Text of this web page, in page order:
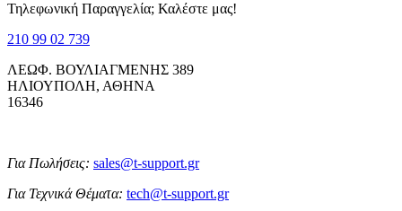
Τηλεφωνική Παραγγελία; Καλέστε μας!
210 99 02 739
ΛΕΩΦ. ΒΟΥΛΙΑΓΜΕΝΗΣ 389
ΗΛΙΟΥΠΟΛΗ, ΑΘΗΝΑ
16346
Για Πωλήσεις: sales@t-support.gr
Για Τεχνικά Θέματα: tech@t-support.gr